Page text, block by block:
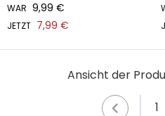
WAR 9,99 €
JETZT 7,99 €
Ansicht der
1